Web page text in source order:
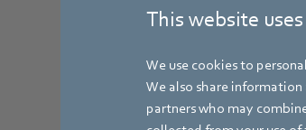
This website
We use cookies to
We also share
partners who may